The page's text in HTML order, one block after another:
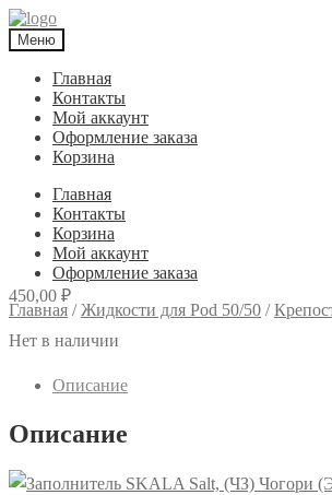
Меню
Главная
Контакты
Мой аккаунт
Оформление заказа
Корзина
Главная
Контакты
Корзина
Мой аккаунт
Оформление заказа
Главная /Жидкости для Pod 50/50 /
450,00 ₽
Нет в наличии
Описание
Описание
SKALA Salt, (ЧЗ) Чогори